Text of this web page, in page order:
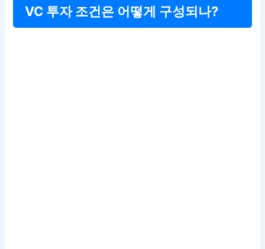
VC 투자 조건은 어떻게 구성되나?